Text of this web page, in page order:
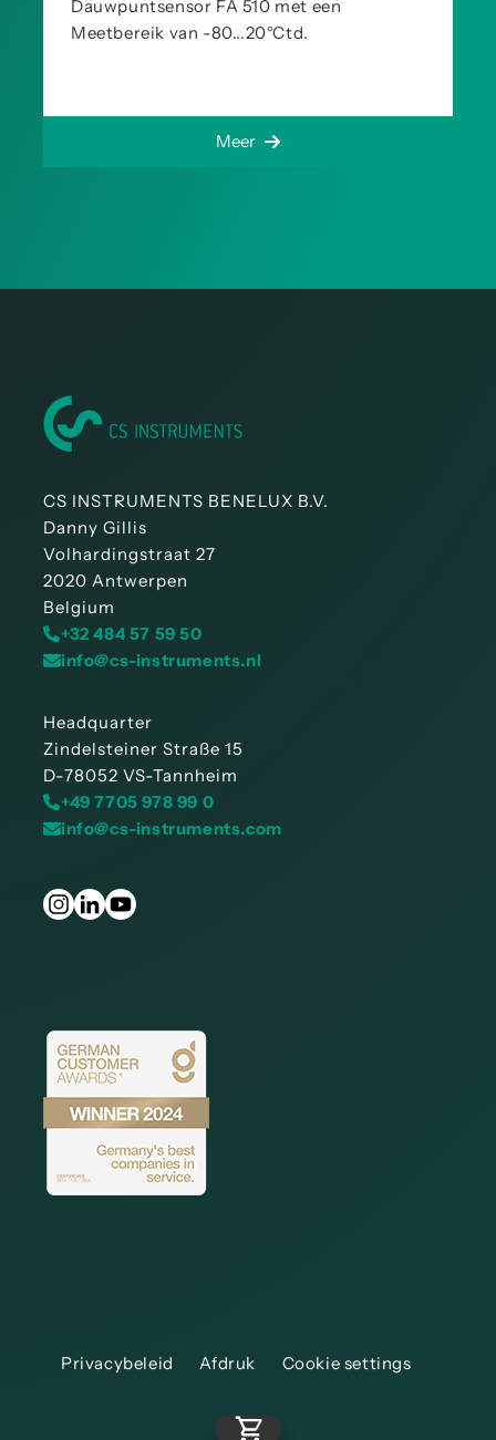
Dauwpuntsensor FA 510 met een
Meetbereik van -80...20°Ctd.
Meer
CS INSTRUMENTS BENELUX B.V.
Danny Gillis
Volhardingstraat 27
2020 Antwerpen
Belgium
+32 484 57 59 50
info@cs-instruments.nl
Headquarter
Zindelsteiner Straße 15
D-78052 VS-Tannheim
+49 7705 978 99 0
info@cs-instruments.com
Privacybeleid Afdruk Cookie settings